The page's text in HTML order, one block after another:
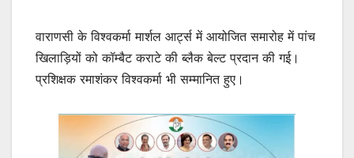
वाराणसी के विश्वकर्मा मार्शल आर्ट्स में आयोजित समारोह में पांच
खिलाड़ियों को कॉम्बैट कराटे की ब्लैक बेल्ट प्रदान की गई।
प्रशिक्षक रमाशंकर विश्वकर्मा भी सम्मानित हुए।